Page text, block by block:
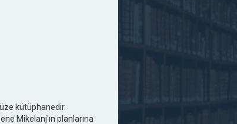
kütüphanedir.
Mikelanj'ın planlarına